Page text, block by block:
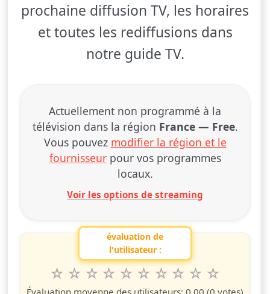
prochaine diffusion TV, les horaires
et toutes les rediffusions dans
notre guide TV.
Actuellement non programmé à la
télévision dans la région France — Free.
Vous pouvez modifier la région et le
fournisseurpour vos programmes
locaux.
Voir les options de streaming
évaluation de
l'utilisateur :
questo spettacolo da 1 a 10 étoiles
10
étoiles
9
étoiles
8
étoiles
7
étoiles
6
étoiles
5
étoiles
4
étoiles
3
étoiles
2
étoiles
étoile
Évaluation moyenne des utilisateurs: 0.00 (0 votes)